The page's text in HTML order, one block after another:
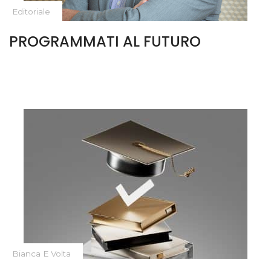
Editoriale
PROGRAMMATI AL FUTURO
Bianca E Volta